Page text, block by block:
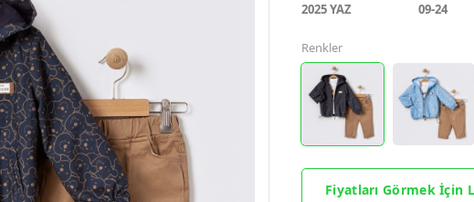
2025 YAZ
09-24
Renkler
Fiyatları Görmek İçin